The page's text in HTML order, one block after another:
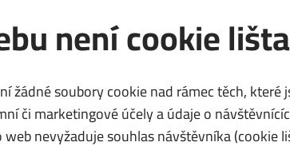
není cookie lišta
žádné soubory cookie nad rámec těch,
či marketingové účely a údaje o
nevyžaduje souhlas návštěvníka (cookie